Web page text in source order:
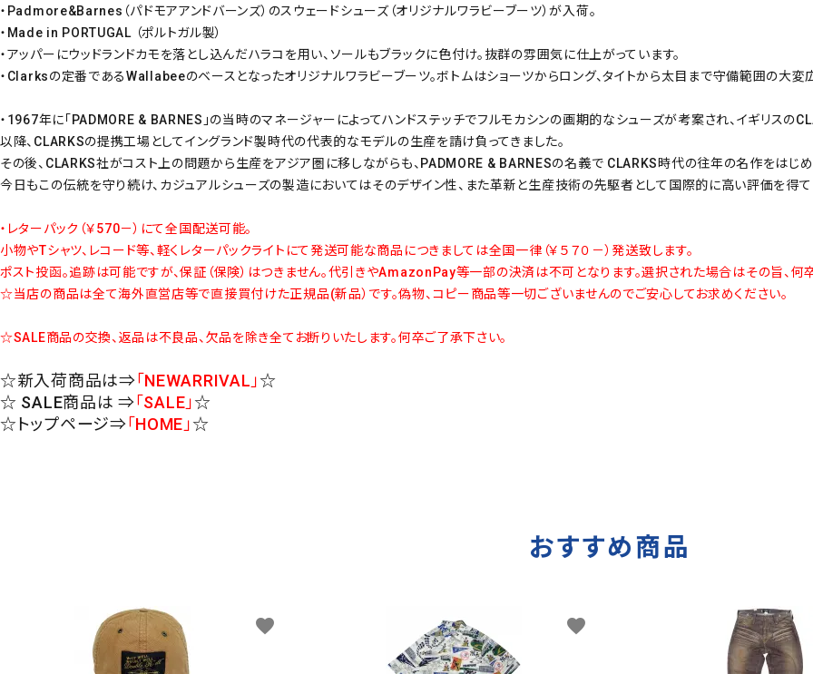
・Padmore&Barnes（パドモアアンドバーンズ）のスウェードシューズ（オリジナルワラビーブーツ）が入荷。
・Made in PORTUGAL （ポルトガル製）
・アッパーにウッドランドカモを落とし込んだハラコを用い、ソールもブラックに色付け。抜群の雰囲気に仕上がっています。
・Clarksの定番であるWallabeeのベースとなったオリジナルワラビーブーツ。ボトムはショーツからロング、タイトから太目まで守備範囲の大変
・1967年に「PADMORE & BARNES」の当時のマネージャーによってハンドステッチでフルモカシンの画期的なシューズが考案され、イギリスの
以降、CLARKSの提携工場としてイングランド製時代の代表的なモデルの生産を請け負ってきました。
その後、CLARKS社がコスト上の問題から生産をアジア圏に移しながらも、PADMORE & BARNESの名義で CLARKS時代の往年の名作をはじ
今日もこの伝統を守り続け、カジュアルシューズの製造においてはそのデザイン性、また革新と生産技術の先駆者として国際的に高い評価を得て
・レターパック（￥570－）にて全国配送可能。
小物やTシャツ、レコード等、軽くレターパックライトにて発送可能な商品につきましては全国一律（￥５７０－）発送致します。
ポスト投函。追跡は可能ですが、保証（保険）はつきません。代引きやAmazonPay等一部の決済は不可となります。選択された場合はその旨、何
☆当店の商品は全て海外直営店等で直接買付けた正規品(新品）です。偽物、コピー商品等一切ございませんのでご安心してお求めください。
☆SALE商品の交換、返品は不良品、欠品を除き全てお断りいたします。何卒ご了承下さい。
☆新入荷商品は⇒「NEWARRIVAL」☆
☆ SALE商品は ⇒「SALE」☆
☆トップページ⇒「HOME」☆
おすすめ商品
favorite favorite